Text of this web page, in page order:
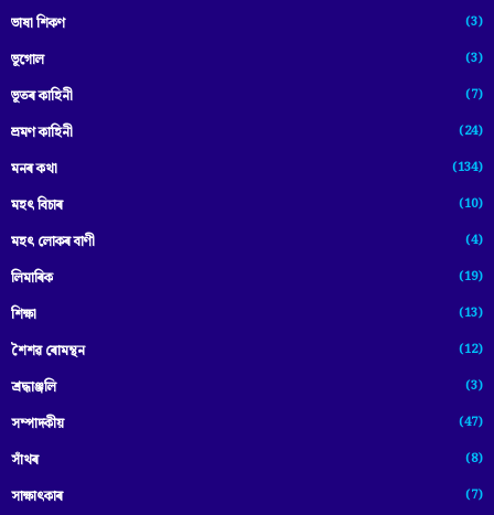
ভাষা শিকণ (3)
ভূগোল (3)
ভূতৰ কাহিনী (7)
ভ্ৰমণ কাহিনী (24)
মনৰ কথা (134)
মহৎ বিচাৰ (10)
মহৎ লোকৰ বাণী (4)
লিমাৰিক (19)
শিক্ষা (13)
শৈশৱ ৰোমন্থন (12)
শ্ৰদ্ধাঞ্জলি (3)
সম্পাদকীয় (47)
সাঁথৰ (8)
সাক্ষাৎকাৰ (7)